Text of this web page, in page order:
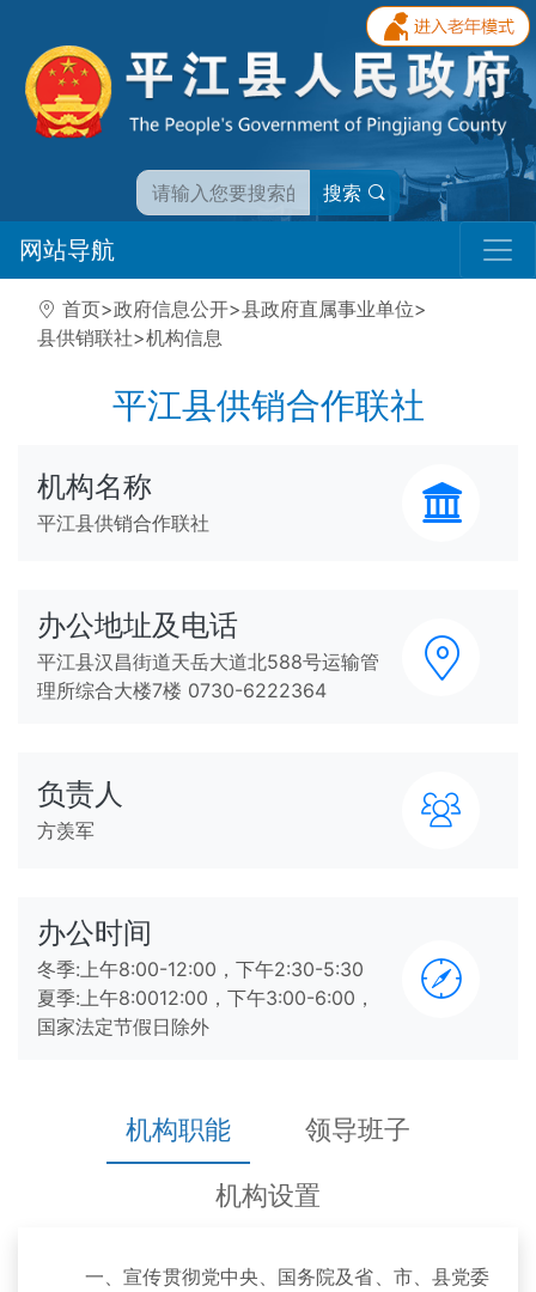
搜索
网站导航
首页>政府信息公开>县政府直属事业单位>
县供销联社>机构信息
平江县供销合作联社
机构名称
平江县供销合作联社
办公地址及电话
平江县汉昌街道天岳大道北588号运输管
理所综合大楼7楼 0730-6222364
负责人
方羡军
办公时间
冬季:上午8:00-12:00，下午2:30-5:30
夏季:上午8:0012:00，下午3:00-6:00，
国家法定节假日除外
机构职能 领导班子
机构设置
一、宣传贯彻党中央、国务院及省、市、县党委